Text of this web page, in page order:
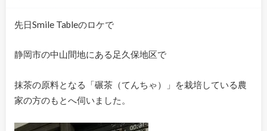
先日Smile Tableのロケで
静岡市の中山間地にある足久保地区で
抹茶の原料となる「碾茶（てんちゃ）」を栽培している農
家の方のもとへ伺いました。